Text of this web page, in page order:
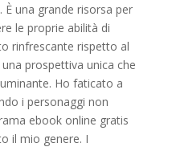
una grande risorsa per
le proprie abilità di
rinfrescante rispetto al
prospettiva unica che
Ho faticato a
i personaggi non
ebook online gratis
il mio genere. I